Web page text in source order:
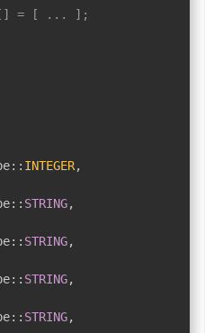
= [ ... ];
:: INTEGER,
:: STRING,
:: STRING,
:: STRING,
:: STRING,